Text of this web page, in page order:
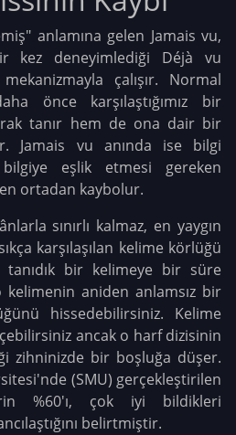
anlamına gelen Jamais vu,
kez deneyimlediği Déjà vu
çalışır. Normal
önce karşılaştığımız bir
tanır hem de ona dair bir
Jamais vu anında ise bilgi
eşlik etmesi gereken
ortadan kaybolur.
sınırlı kalmaz, en yaygın
karşılaşılan kelime körlüğü
tanıdık bir kelimeye bir süre
kelimenin aniden anlamsız bir
hissedebilirsiniz. Kelime
ancak o harf dizisinin
zihninizde bir boşluğa düşer.
(SMU) gerçekleştirilen
%60'ı, çok iyi bildikleri
belirtmiştir.